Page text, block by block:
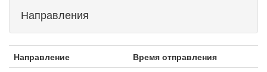
Направления
Направление
Время отправления